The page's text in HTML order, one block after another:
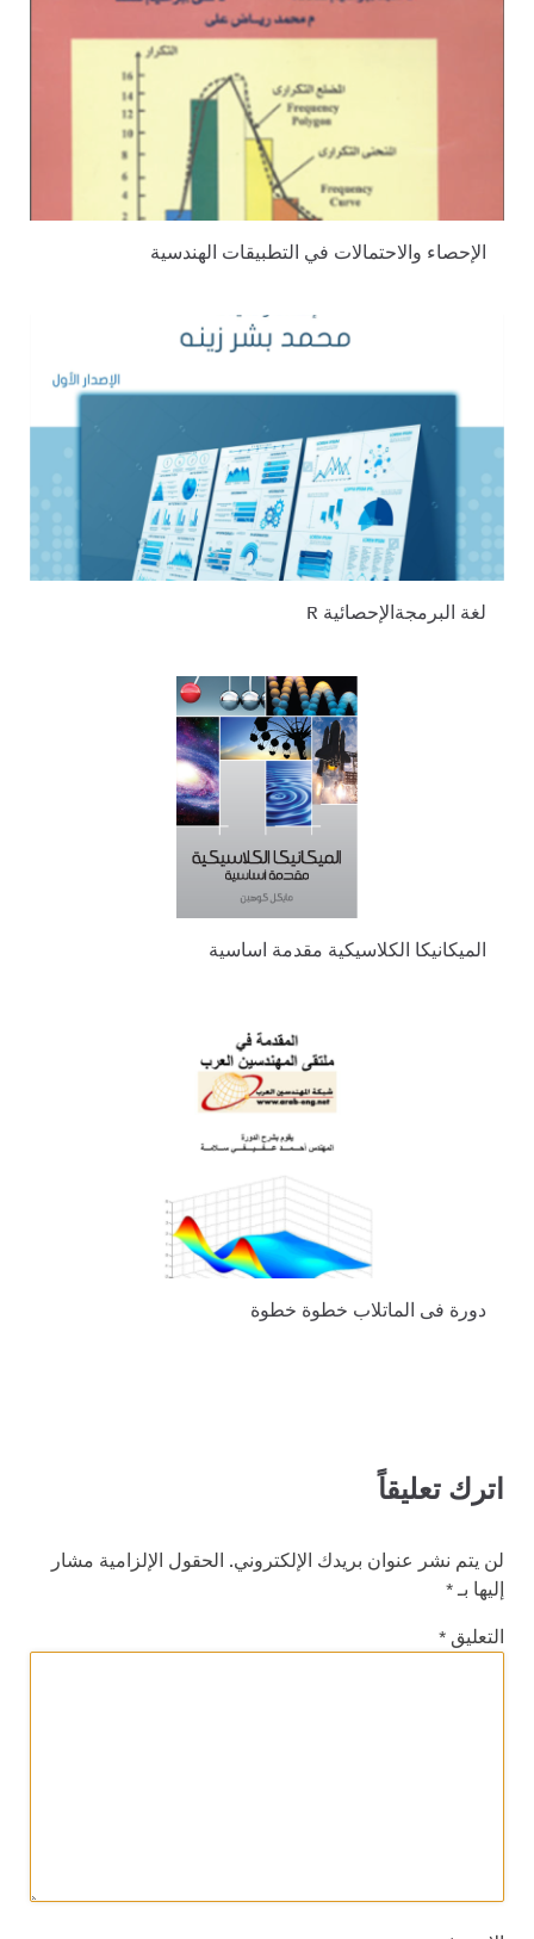
الإحصاء والاحتمالات في التطبيقات الهندسية
لغة البرمجةالإحصائية R
الميكانيكا الكلاسيكية مقدمة اساسية
دورة فى الماتلاب خطوة خطوة
اترك تعليقاً
لن يتم نشر عنوان بريدك الإلكتروني. الحقول الإلزامية مشار
إليها بـ*
التعليق *